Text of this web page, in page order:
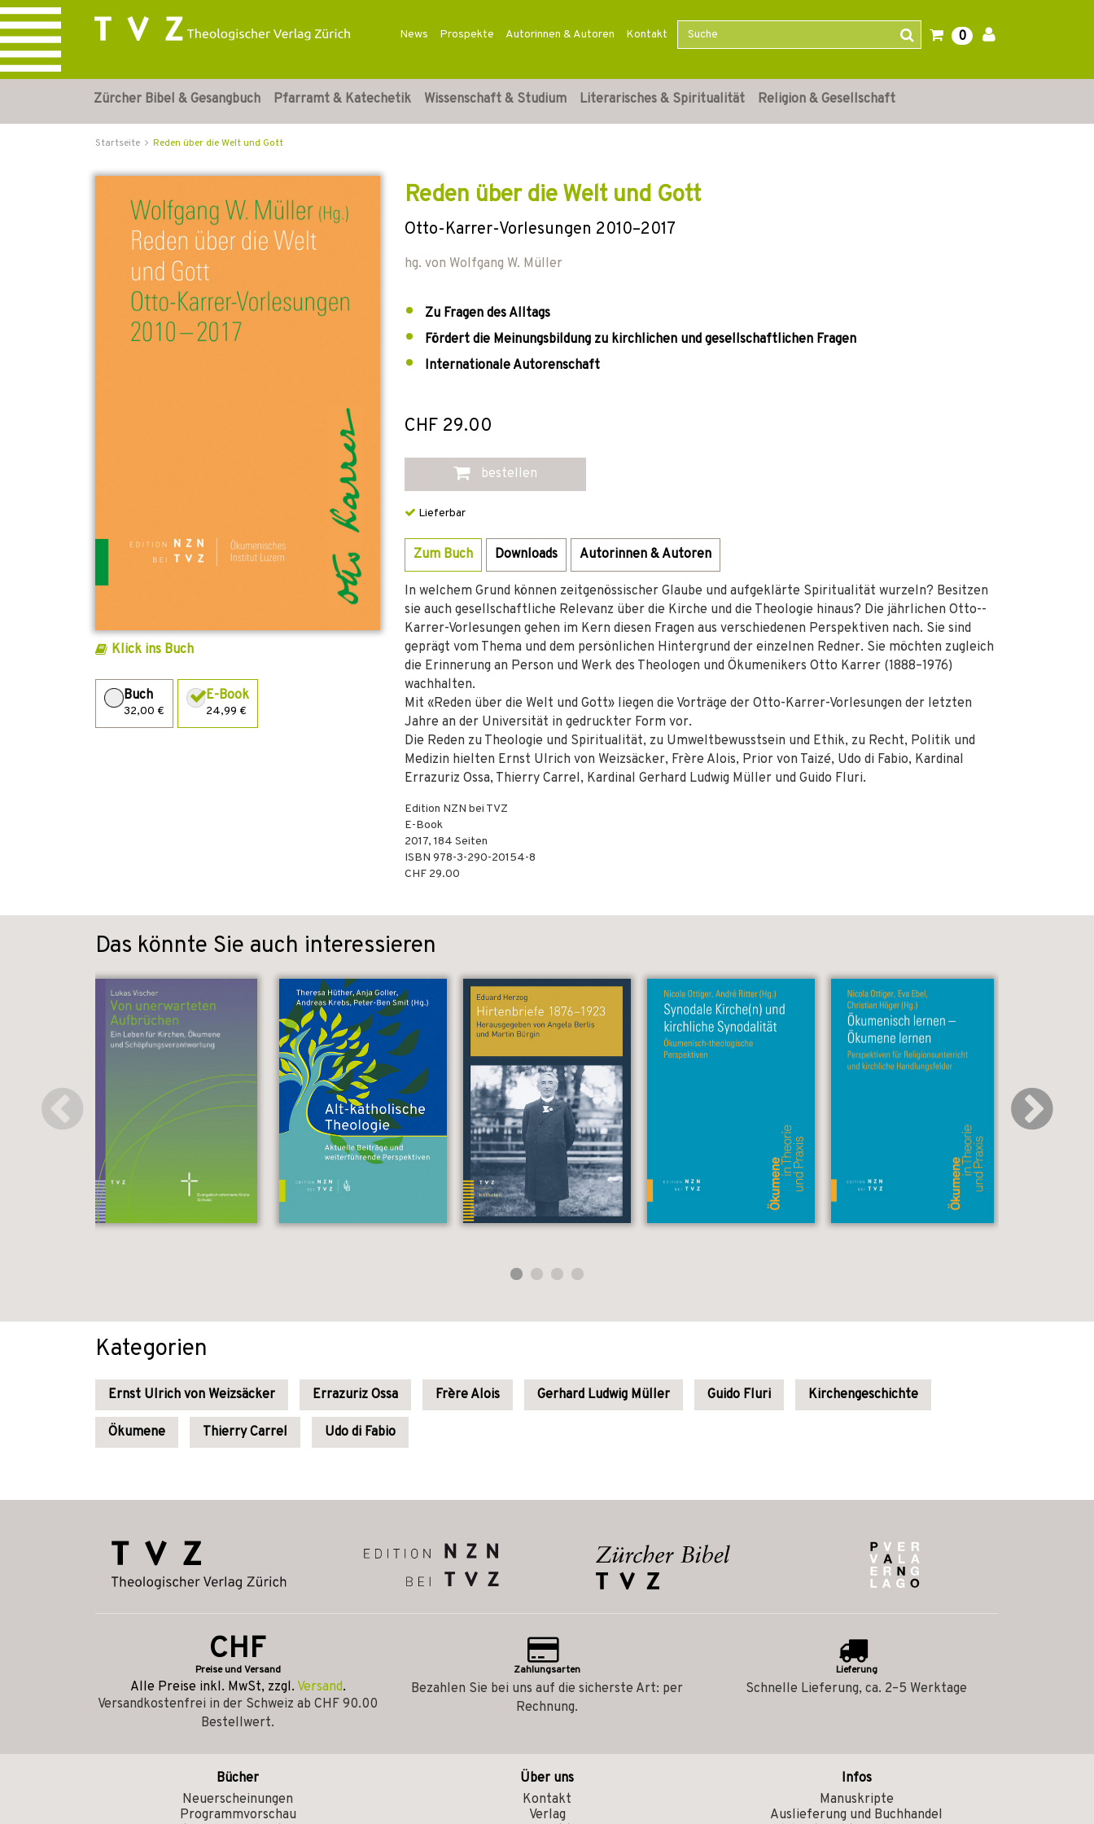
News Prospekte Autorinnen & Autoren Kontakt 0
Zürcher Bibel & Gesangbuch Pfarramt & Katechetik Wissenschaft & Studium Literarisches & Spiritualität Religion & Gesellschaft
Startseite Reden über die Welt und Gott
Klick ins Buch
Buch
32,00 €
E-Book
24,99 €
Reden über die Welt und Gott
Otto-Karrer-Vorlesungen 2010–2017
hg. von Wolfgang W. Müller
Zu Fragen des Alltags
Fördert die Meinungsbildung zu kirchlichen und gesellschaftlichen Fragen
Internationale Autorenschaft
CHF 29.00
bestellen
Lieferbar
Zum Buch Downloads Autorinnen & Autoren
In welchem Grund können zeitgenössischer Glaube und aufgeklärte Spiritualität wurzeln? Besitzen
sie auch gesellschaftliche Relevanz über die Kirche und die Theologie hinaus? Die jährlichen Otto-­
Karrer-Vorlesungen gehen im Kern diesen Fragen aus verschiedenen Perspektiven nach. Sie sind
geprägt vom Thema und dem persönlichen Hintergrund der einzelnen Redner. Sie möchten zugleich
die Erinnerung an Person und Werk des Theologen und Ökumenikers Otto Karrer (1888–1976)
wachhalten.
Mit «Reden über die Welt und Gott» liegen die Vorträge der Otto-Karrer-Vorlesungen der letzten
Jahre an der Universität in gedruckter Form vor.
Die Reden zu Theologie und Spiritualität, zu Umweltbewusstsein und Ethik, zu Recht, Politik und
Medizin hielten Ernst Ulrich von Weizsäcker, Frère Alois, Prior von Taizé, Udo di Fabio, Kardinal
Errazuriz Ossa, Thierry Carrel, Kardinal Gerhard Ludwig Müller und Guido Fluri.
Edition NZN bei TVZ
E-Book
2017, 184 Seiten
ISBN 978-3-290-20154-8
CHF 29.00
Das könnte Sie auch interessieren
Kategorien
Ernst Ulrich von Weizsäcker Errazuriz Ossa Frère Alois Gerhard Ludwig Müller Guido Fluri Kirchengeschichte
Ökumene Thierry Carrel Udo di Fabio
CHF
Preise und Versand
Alle Preise inkl. MwSt, zzgl. Versand.
Versandkostenfrei in der Schweiz ab CHF 90.00
Bestellwert.
Zahlungsarten
Bezahlen Sie bei uns auf die sicherste Art: per
Rechnung.
Lieferung
Schnelle Lieferung, ca. 2–5 Werktage
Bücher
Neuerscheinungen
Programmvorschau
Über uns
Kontakt
Verlag
Infos
Manuskripte
Auslieferung und Buchhandel